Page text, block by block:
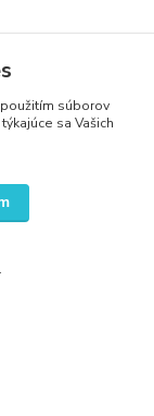
súborov
sa Vašich
.